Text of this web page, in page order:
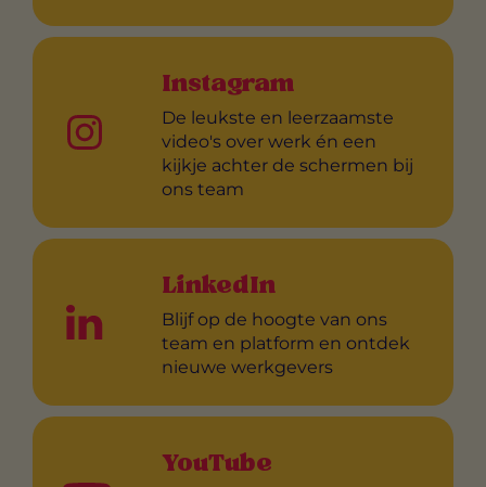
Instagram
De leukste en leerzaamste
video's over werk én een
kijkje achter de schermen bij
ons team
LinkedIn
Blijf op de hoogte van ons
team en platform en ontdek
nieuwe werkgevers
YouTube